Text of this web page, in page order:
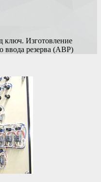
ключ. Изготовление
ввода резерва (АВР)